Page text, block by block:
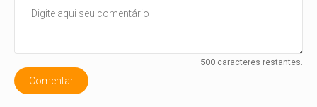
500caracteres restantes.
Comentar